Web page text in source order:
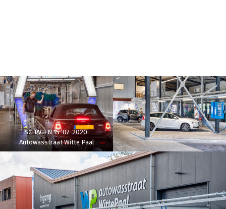
SCHAGEN 15-07-2020:
Autowasstraat Witte Paal